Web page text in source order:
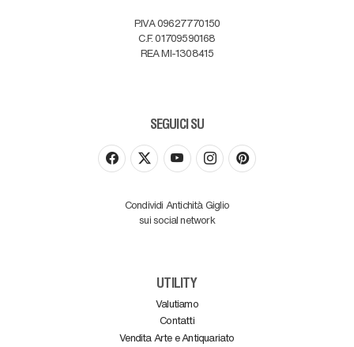
P.IVA 09627770150
C.F. 01709590168
REA MI-1308415
SEGUICI SU
Condividi Antichità Giglio
sui social network
UTILITY
Valutiamo
Contatti
Vendita Arte e Antiquariato